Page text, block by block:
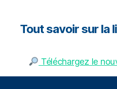
Tout savoir sur la
Téléchargez le